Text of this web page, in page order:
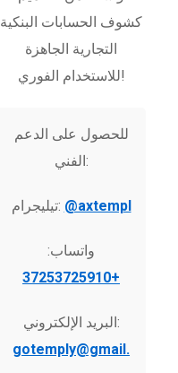
كشوف الحسابات البنكية
التجارية الجاهزة
للاستخدام الفوري!
للحصول على الدعم
الفني:
تيليجرام: @axtempl
واتساب:
+37253725910
البريد الإلكتروني:
gotemply@gmail.